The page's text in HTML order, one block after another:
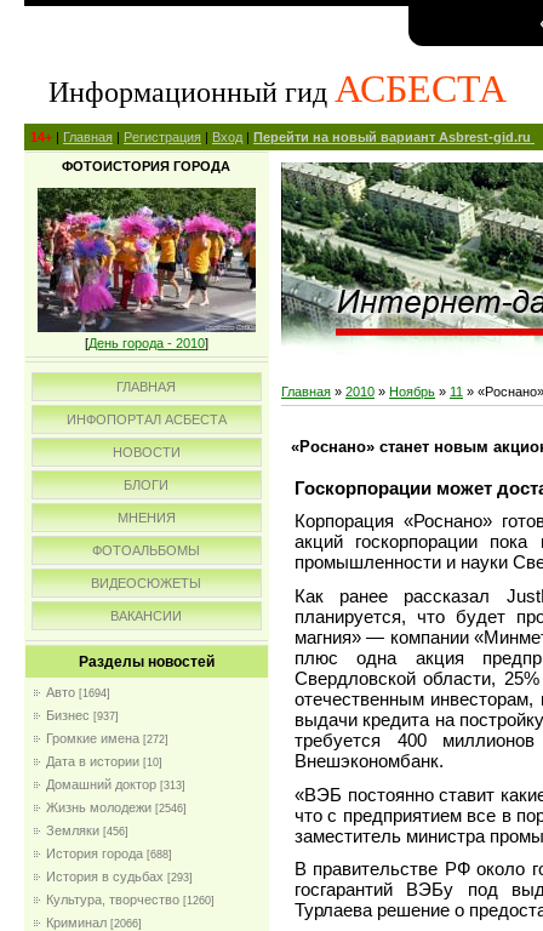
Информационный гид АСБЕСТА
14+ | Главная | Регистрация | Вход | Перейти на новый вариант Asbrest-gid.ru
ФОТОИСТОРИЯ ГОРОДА
[День города - 2010]
ГЛАВНАЯ
ИНФОПОРТАЛ АСБЕСТА
НОВОСТИ
БЛОГИ
МНЕНИЯ
ФОТОАЛЬБОМЫ
ВИДЕОСЮЖЕТЫ
ВАКАНСИИ
Разделы новостей
Авто [1694]
Бизнес [937]
Громкие имена [272]
Дата в истории [10]
Домашний доктор [313]
Жизнь молодежи [2546]
Земляки [456]
История города [688]
История в судьбах [293]
Культура, творчество [1260]
Криминал [2066]
Главная » 2010 » Ноябрь » 11 »
«Роснано» станет новым
Госкорпорации может
Корпорация «Роснано»
акций госкорпорации
промышленности и науки
Как ранее рассказал
планируется, что будет
магния» — компании
плюс одна акция
Свердловской области,
отечественным
выдачи кредита на
требуется 400
Внешэкономбанк.
«ВЭБ постоянно ставит
что с предприятием все в
заместитель министра
В правительстве РФ около
госгарантий ВЭБу под
Турлаева решение о